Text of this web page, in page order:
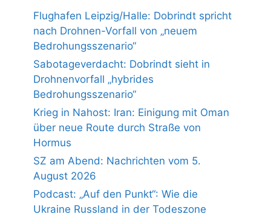
Flughafen Leipzig/Halle: Dobrindt spricht
nach Drohnen-Vorfall von „neuem
Bedrohungsszenario“
Sabotageverdacht: Dobrindt sieht in
Drohnenvorfall „hybrides
Bedrohungsszenario“
Krieg in Nahost: Iran: Einigung mit Oman
über neue Route durch Straße von
Hormus
SZ am Abend: Nachrichten vom 5.
August 2026
Podcast: „Auf den Punkt“: Wie die
Ukraine Russland in der Todeszone